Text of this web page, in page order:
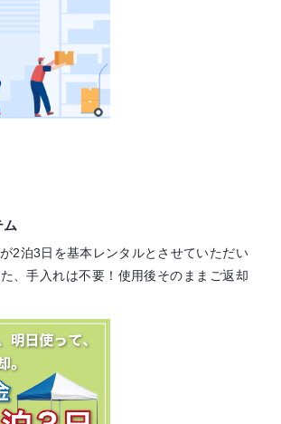
ム
2泊3日を基本レンタルとさせていただい
、手入れは不要！ 使用後そのままご返却